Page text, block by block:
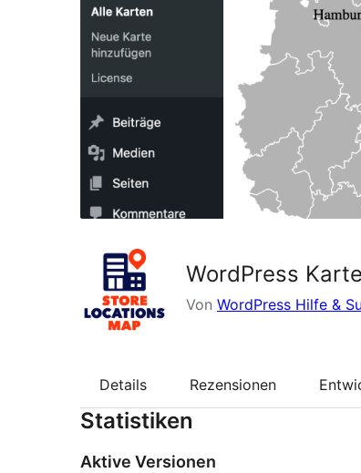
WordPress
Von WordPress Hilfe &
Details Rezensionen
Statistiken
Aktive Versionen